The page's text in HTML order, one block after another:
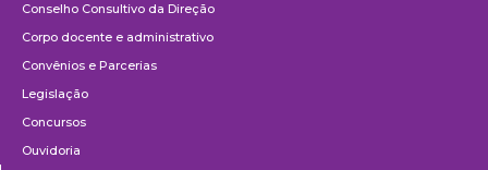
Conselho Consultivo da Direção
Corpo docente e administrativo
Convênios e Parcerias
Legislação
Concursos
Ouvidoria